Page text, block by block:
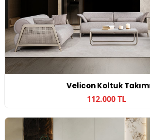
Velicon Koltuk
112.000 TL